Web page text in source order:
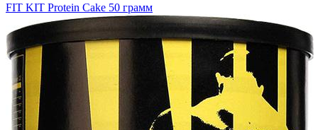
FIT KIT Protein Cake 50 грамм